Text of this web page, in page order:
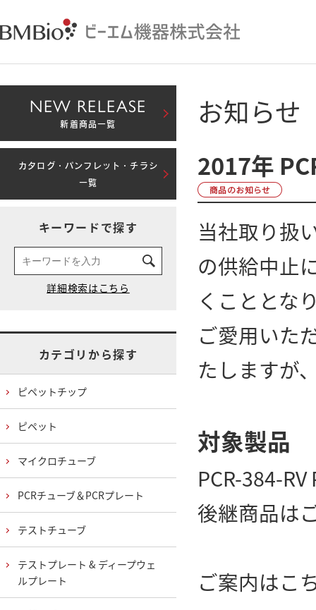
お知らせ
2017年
当社取り扱
の供給中止
くこととな
ご愛用いた
たしますが
対象製品
PCR-384-
後継商品は
ご案内はこ
NEW RELEASE
新着商品一覧
カタログ・パンフレット・チラシ
一覧
キーワードで探す
カテゴリから探す
ピペットチップ
ピペット
マイクロチューブ
PCRチューブ＆PCRプレート
テストチューブ
テストプレート & ディープウェ
ルプレート